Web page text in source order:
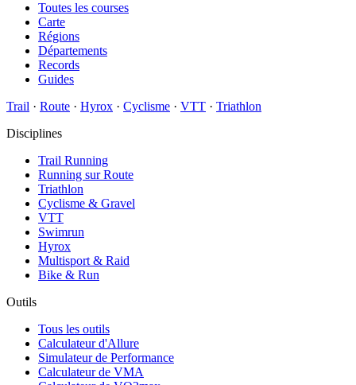
Toutes les courses
Carte
Régions
Départements
Records
Guides
Trail · Route · Hyrox · Cyclisme · VTT · Triathlon
Disciplines
Trail Running
Running sur Route
Triathlon
Cyclisme & Gravel
VTT
Swimrun
Hyrox
Multisport & Raid
Bike & Run
Outils
Tous les outils
Calculateur d'Allure
Simulateur de Performance
Calculateur de VMA